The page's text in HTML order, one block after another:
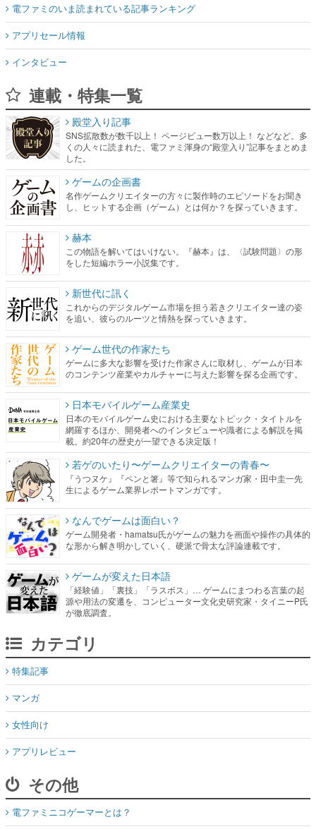
電ファミのいま読まれている記事ランキング
アプリセール情報
インタビュー
連載・特集一覧
殿堂入り記事
SNS拡散数が数千以上！ ページビュー数万以上！ などなど。多
くの人々に読まれた、電ファミ渾身の“殿堂入り”記事をまとめま
した。
ゲームの企画書
名作ゲームクリエイターの方々に製作時のエピソードをお聞き
し、ヒットする企画（ゲーム）とは何か？を探っていきます。
赫本
この物語を解いてはいけない。『赫本』は、〈試験問題〉の形
をした短編ホラー小説集です。
新世代に訊く
これからのデジタルゲーム市場を担う若きクリエイター達の姿
を追い、彼らのルーツと情熱を探っていきます。
ゲーム世代の作家たち
ゲームに多大な影響を受けた作家さんに取材し、ゲームが日本
のコンテンツ産業やカルチャーに与えた影響を探る企画です。
日本モバイルゲーム産業史
日本のモバイルゲーム史における主要なトピック・タイトルを
網羅するほか、開発者へのインタビューや識者による解説を掲
載。約20年の歴史が一望できる決定版！
若ゲのいたり〜ゲームクリエイターの青春〜
『うつヌケ』『ペンと箸』等で知られるマンガ家・田中圭一先
生によるゲーム業界レポートマンガです。
なんでゲームは面白い？
ゲーム開発者・hamatsu氏がゲームの魅力を画面や操作の具体的
な形から解き明かしていく、硬派で骨太な評論連載です。
ゲームが変えた日本語
「経験値」「裏技」「ラスボス」… ゲームにまつわる言葉の起
源や用法の変遷を、コンピューター文化史研究家・タイニーP氏
が徹底調査。
カテゴリ
特集記事
マンガ
女性向け
アプリレビュー
その他
電ファミニコゲーマーとは？